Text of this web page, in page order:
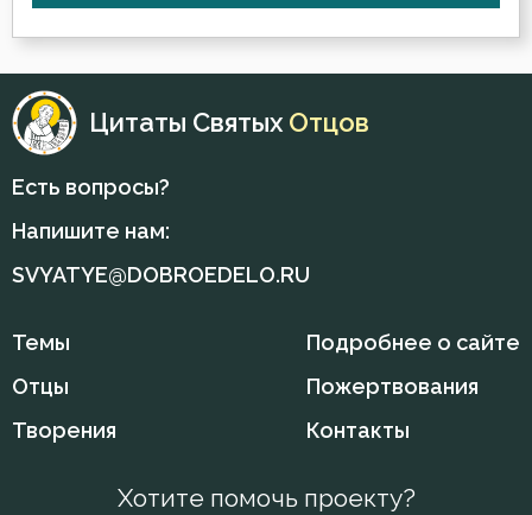
Цитаты Святых Отцов
Есть вопросы?
Напишите нам:
SVYATYE@DOBROEDELO.RU
Темы
Отцы
Творения
Подробнее о сайте
Пожертвования
Контакты
Хотите помочь проекту?